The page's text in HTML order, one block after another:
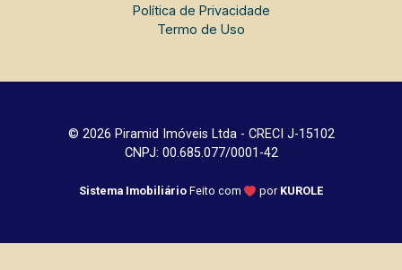
Política de Privacidade
Termo de Uso
© 2026 Piramid Imóveis Ltda - CRECI J-15102
CNPJ: 00.685.077/0001-42
Sistema Imobiliário Feito com por KUROLE